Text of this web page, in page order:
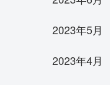
2023年5月
2023年4月